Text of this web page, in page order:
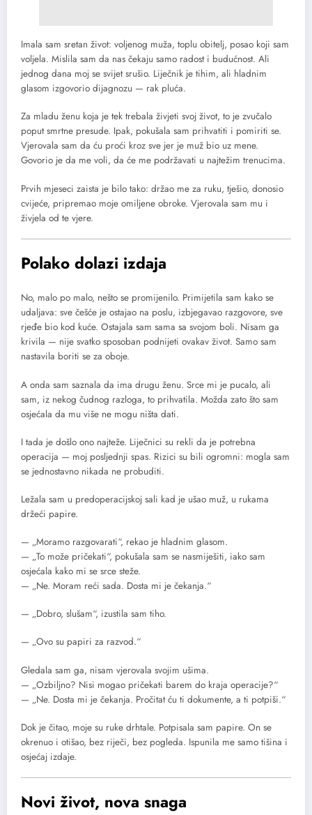
Imala sam sretan život: voljenog muža, toplu obitelj, posao koji sam
voljela. Mislila sam da nas čekaju samo radost i budućnost. Ali
jednog dana moj se svijet srušio. Liječnik je tihim, ali hladnim
glasom izgovorio dijagnozu — rak pluća.
Za mladu ženu koja je tek trebala živjeti svoj život, to je zvučalo
poput smrtne presude. Ipak, pokušala sam prihvatiti i pomiriti se.
Vjerovala sam da ću proći kroz sve jer je muž bio uz mene.
Govorio je da me voli, da će me podržavati u najtežim trenucima.
Prvih mjeseci zaista je bilo tako: držao me za ruku, tješio, donosio
cvijeće, pripremao moje omiljene obroke. Vjerovala sam mu i
živjela od te vjere.
Polako dolazi izdaja
No, malo po malo, nešto se promijenilo. Primijetila sam kako se
udaljava: sve češće je ostajao na poslu, izbjegavao razgovore, sve
rjeđe bio kod kuće. Ostajala sam sama sa svojom boli. Nisam ga
krivila — nije svatko sposoban podnijeti ovakav život. Samo sam
nastavila boriti se za oboje.
A onda sam saznala da ima drugu ženu. Srce mi je pucalo, ali
sam, iz nekog čudnog razloga, to prihvatila. Možda zato što sam
osjećala da mu više ne mogu ništa dati.
I tada je došlo ono najteže. Liječnici su rekli da je potrebna
operacija — moj posljednji spas. Rizici su bili ogromni: mogla sam
se jednostavno nikada ne probuditi.
Ležala sam u predoperacijskoj sali kad je ušao muž, u rukama
držeći papire.
— „Moramo razgovarati“, rekao je hladnim glasom.
— „To može pričekati“, pokušala sam se nasmiješiti, iako sam
osjećala kako mi se srce steže.
— „Ne. Moram reći sada. Dosta mi je čekanja.“
— „Dobro, slušam“, izustila sam tiho.
— „Ovo su papiri za razvod.“
Gledala sam ga, nisam vjerovala svojim ušima.
— „Ozbiljno? Nisi mogao pričekati barem do kraja operacije?“
— „Ne. Dosta mi je čekanja. Pročitat ću ti dokumente, a ti potpiši.“
Dok je čitao, moje su ruke drhtale. Potpisala sam papire. On se
okrenuo i otišao, bez riječi, bez pogleda. Ispunila me samo tišina i
osjećaj izdaje.
Novi život, nova snaga